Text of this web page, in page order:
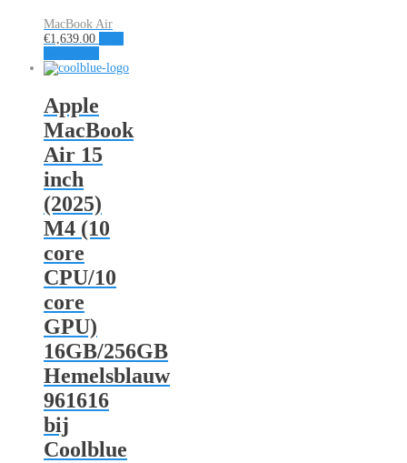
MacBook Air
€1,639.00
Apple
MacBook
Air 15
inch
(2025)
M4 (10
core
CPU/10
core
GPU)
16GB/256GB
Hemelsblauw
961616
bij
Coolblue